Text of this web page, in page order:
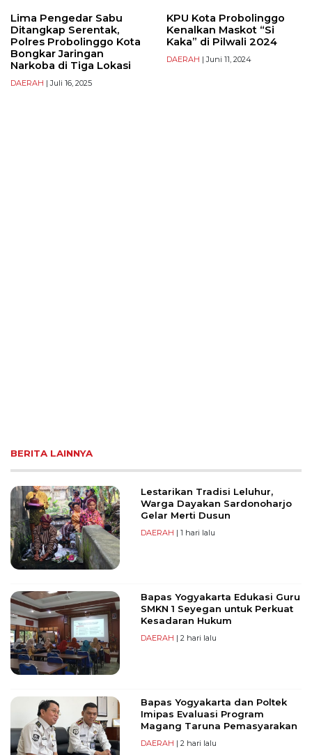
Lima Pengedar Sabu
Ditangkap Serentak,
Polres Probolinggo Kota
Bongkar Jaringan
Narkoba di Tiga Lokasi
DAERAH | Juli 16, 2025
KPU Kota Probolinggo
Kenalkan Maskot “Si
Kaka” di Pilwali 2024
DAERAH | Juni 11, 2024
BERITA LAINNYA
Lestarikan Tradisi Leluhur,
Warga Dayakan Sardonoharjo
Gelar Merti Dusun
DAERAH | 1 hari lalu
Bapas Yogyakarta Edukasi Guru
SMKN 1 Seyegan untuk Perkuat
Kesadaran Hukum
DAERAH | 2 hari lalu
Bapas Yogyakarta dan Poltek
Imipas Evaluasi Program
Magang Taruna Pemasyarakan
DAERAH | 2 hari lalu